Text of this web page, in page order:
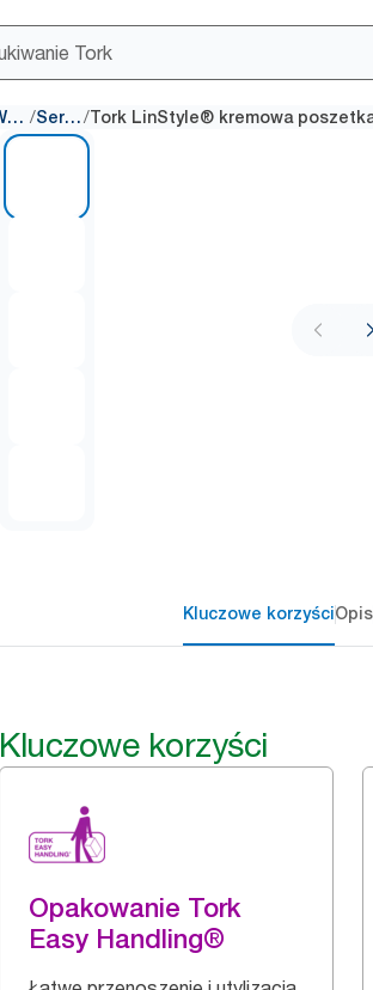
Wkłady / Serwetki /
Kluczowe korzyściOpis
Kluczowe korzyści
Opakowanie Tork
Easy Handling®